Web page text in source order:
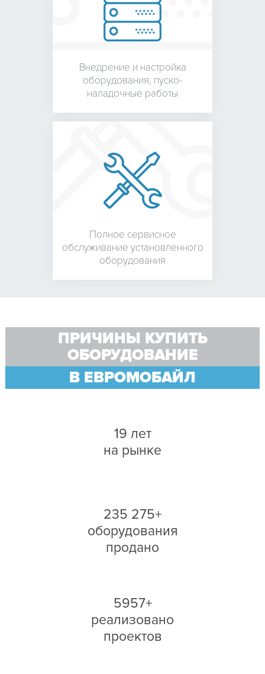
Внедрение и настройка
оборудования, пуско-
наладочные работы
Полное сервисное
обслуживание установленного
оборудования
ПРИЧИНЫ КУПИТЬ
ОБОРУДОВАНИЕ
В ЕВРОМОБАЙЛ
19 лет
на рынке
235 275+
оборудования
продано
5957+
реализовано
проектов